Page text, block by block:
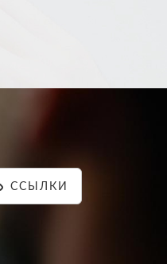
ССЫЛКИ